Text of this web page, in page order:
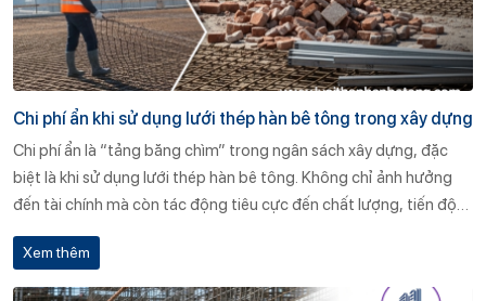
Chi phí ẩn khi sử dụng lưới thép hàn bê tông trong xây dựng
Chi phí ẩn là “tảng băng chìm” trong ngân sách xây dựng, đặc
biệt là khi sử dụng lưới thép hàn bê tông. Không chỉ ảnh hưởng
đến tài chính mà còn tác động tiêu cực đến chất lượng, tiến độ
và tuổi thọ công trình. Lựa chọn đơn vị cung cấp uy tín như Thép
Long An, cùng chiến lược dự toán và quản lý khoa học, là cách tối
ưu để hạn chế tối đa những khoản chi phí “vô hình” nhưng rất
Xem thêm